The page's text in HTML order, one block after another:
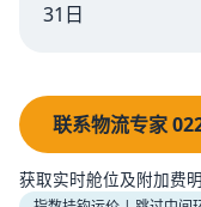
31日
联系物流专家
获取实时舱位及附加费